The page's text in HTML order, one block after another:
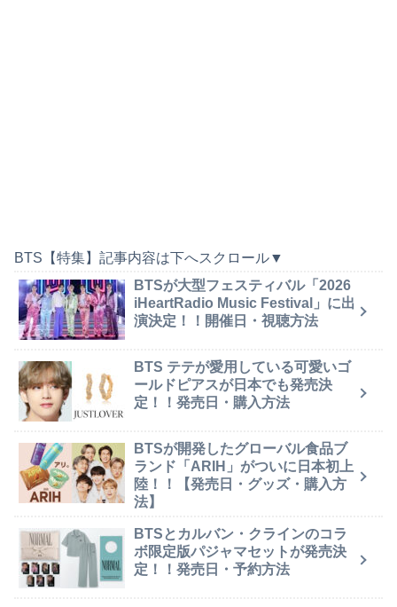
BTS【特集】記事内容は下へスクロール▼
BTSが大型フェスティバル「2026
iHeartRadio Music Festival」に出
演決定！！開催日・視聴方法
BTS テテが愛用している可愛いゴ
ールドピアスが日本でも発売決
定！！発売日・購入方法
BTSが開発したグローバル食品ブ
ランド「ARIH」がついに日本初上
陸！！【発売日・グッズ・購入方
法】
BTSとカルバン・クラインのコラ
ボ限定版パジャマセットが発売決
定！！発売日・予約方法